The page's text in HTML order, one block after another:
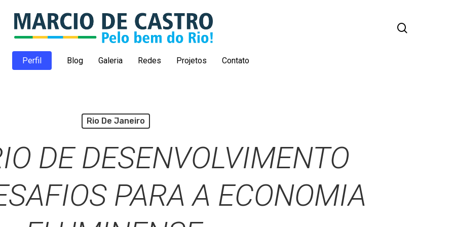
Perfil Blog Galeria Redes Projetos Contato
Rio De Janeiro
DE DESENVOLVIMENTO
PARA A ECONOMIA